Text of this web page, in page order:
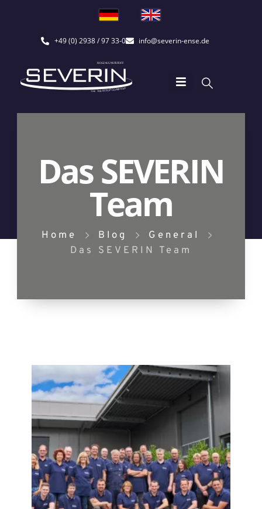
+49 (0) 2938 / 97 33-0 info@severin-ense.de
Das SEVERIN
Team
Home Blog
General
Das SEVERIN Team